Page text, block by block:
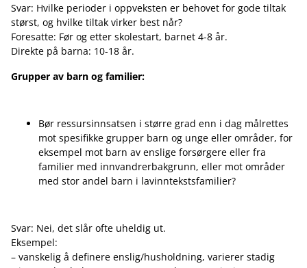
Svar: Hvilke perioder i oppveksten er behovet for gode tiltak
størst, og hvilke tiltak virker best når?
Foresatte: Før og etter skolestart, barnet 4-8 år.
Direkte på barna: 10-18 år.
Grupper av barn og familier:
Bør ressursinnsatsen i større grad enn i dag målrettes
mot spesifikke grupper barn og unge eller områder, for
eksempel mot barn av enslige forsørgere eller fra
familier med innvandrerbakgrunn, eller mot områder
med stor andel barn i lavinntekstsfamilier?
Svar: Nei, det slår ofte uheldig ut.
Eksempel:
– vanskelig å definere enslig/husholdning, varierer stadig